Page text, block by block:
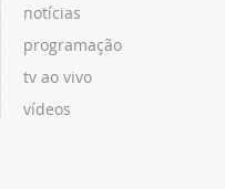
notícias
programação
tv ao vivo
vídeos